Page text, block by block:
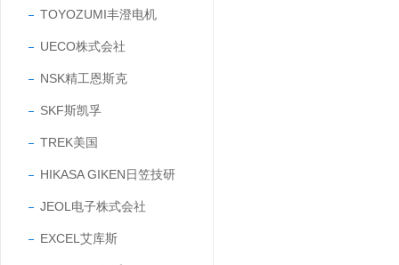
TOYOZUMI丰澄电机
UECO株式会社
NSK精工恩斯克
SKF斯凯孚
TREK美国
HIKASA GIKEN日笠技研
JEOL电子株式会社
EXCEL艾库斯